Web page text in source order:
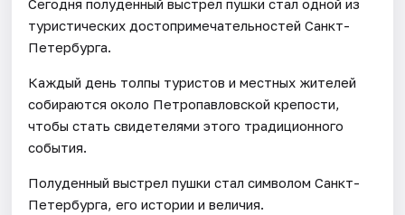
Сегодня полуденный выстрел пушки стал одной из
туристических достопримечательностей Санкт-
Петербурга.
Каждый день толпы туристов и местных жителей
собираются около Петропавловской крепости,
чтобы стать свидетелями этого традиционного
события.
Полуденный выстрел пушки стал символом Санкт-
Петербурга, его истории и величия.